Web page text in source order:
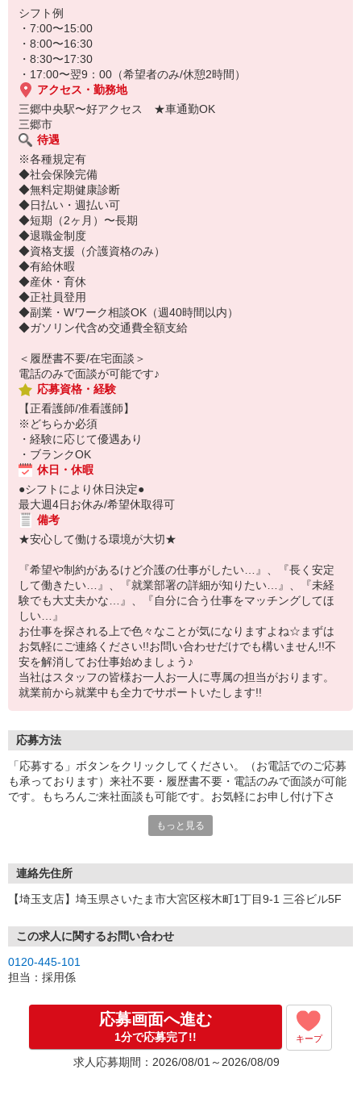
もちろん子供がいない方も穏やかに働いています★
シフト例
・7:00〜15:00
・8:00〜16:30
・8:30〜17:30
・17:00〜翌9：00（希望者のみ/休憩2時間）
アクセス・勤務地
三郷中央駅〜好アクセス ★車通勤OK
三郷市
待遇
※各種規定有
◆社会保険完備
◆無料定期健康診断
◆日払い・週払い可
◆短期（2ヶ月）〜長期
◆退職金制度
◆資格支援（介護資格のみ）
◆有給休暇
◆産休・育休
◆正社員登用
◆副業・Wワーク相談OK（週40時間以内）
◆ガソリン代含め交通費全額支給
＜履歴書不要/在宅面談＞
電話のみで面談が可能です♪
応募資格・経験
【正看護師/准看護師】
※どちらか必須
・経験に応じて優遇あり
・ブランクOK
休日・休暇
●シフトにより休日決定●
最大週4日お休み/希望休取得可
備考
★安心して働ける環境が大切★
『希望や制約があるけど介護の仕事がしたい…』、『長く安定
して働きたい…』、『就業部署の詳細が知りたい…』、『未経
験でも大丈夫かな…』、『自分に合う仕事をマッチングしてほ
しい…』
お仕事を探される上で色々なことが気になりますよね☆まずは
お気軽にご連絡ください!!お問い合わせだけでも構いません!!不
安を解消してお仕事始めましょう♪
当社はスタッフの皆様お一人お一人に専属の担当がおります。
就業前から就業中も全力でサポートいたします!!
応募方法
「応募する」ボタンをクリックしてください。（お電話でのご応募
も承っております）来社不要・履歴書不要・電話のみで面談が可能
です。もちろんご来社面談も可能です。お気軽にお申し付け下さ
もっと見る
連絡先住所
【埼玉支店】埼玉県さいたま市大宮区桜木町1丁目9-1 三谷ビル5F
この求人に関するお問い合わせ
0120-445-101
担当：採用係
応募画面へ進む
1分で応募完了!! キープ
求人応募期間：2026/08/01～2026/08/09